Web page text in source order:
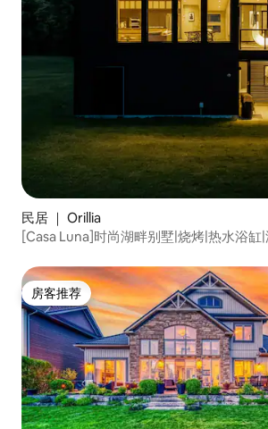
民居 ｜ Orillia
[Casa Luna]时尚湖畔别墅|烧烤|热水浴缸
房客推荐
房客推荐